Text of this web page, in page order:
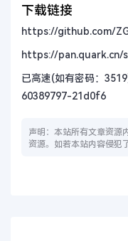
下载链接
https://github.com/
https://pan.quark.cn/
已高速(如有密码：
60389797-21d0f6
声明：本站所有文章资源
资源。如若本站内容侵犯